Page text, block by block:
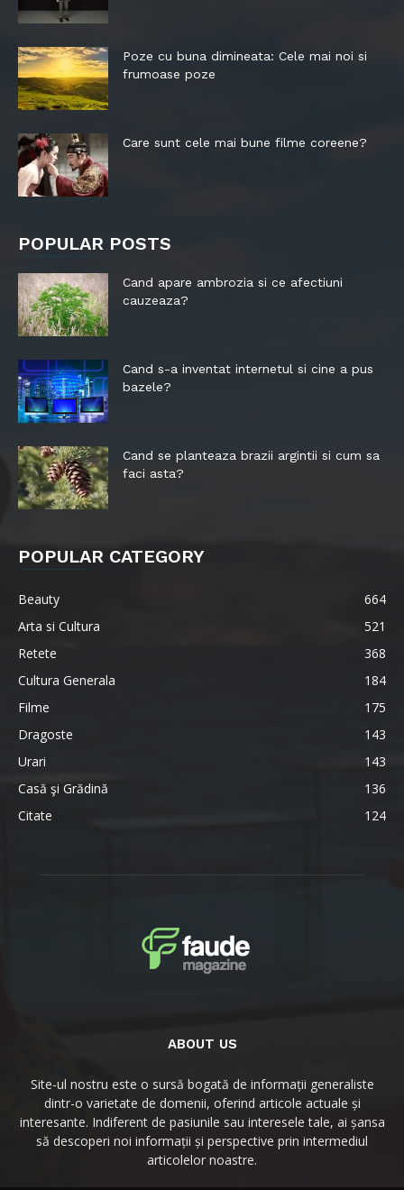
Poze cu buna dimineata: Cele mai noi si
frumoase poze
Care sunt cele mai bune filme coreene?
POPULAR POSTS
Cand apare ambrozia si ce afectiuni
cauzeaza?
Cand s-a inventat internetul si cine a pus
bazele?
Cand se planteaza brazii argintii si cum sa
faci asta?
POPULAR CATEGORY
Beauty
664
Arta si Cultura
521
Retete
368
Cultura Generala
184
Filme
175
Dragoste
143
Urari
143
Casă şi Grădină
136
Citate
124
ABOUT US
Site-ul nostru este o sursă bogată de informații generaliste
dintr-o varietate de domenii, oferind articole actuale și
interesante. Indiferent de pasiunile sau interesele tale, ai șansa
să descoperi noi informații și perspective prin intermediul
articolelor noastre.